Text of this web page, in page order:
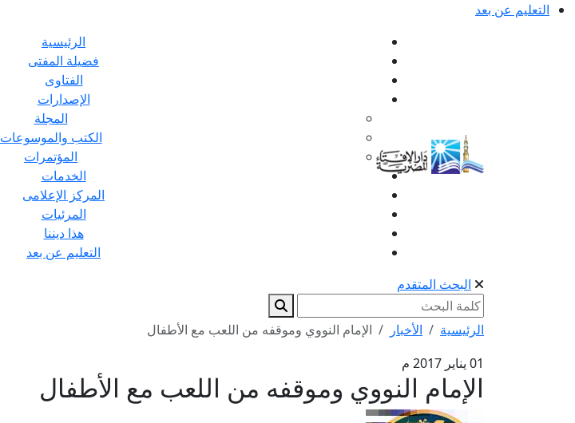
التعليم عن بعد
الرئيسية
فضيلة المفتى
الفتاوى
الإصدارات
المجلة
الكتب والموسوعات
المؤتمرات
الخدمات
المركز الإعلامى
المرئيات
هذا ديننا
التعليم عن بعد
البحث المتقدم
الرئيسية الأخبار
الإمام النووي وموقفه من اللعب مع الأطفال
01 يناير 2017 م
الإمام النووي وموقفه من اللعب مع الأطفال